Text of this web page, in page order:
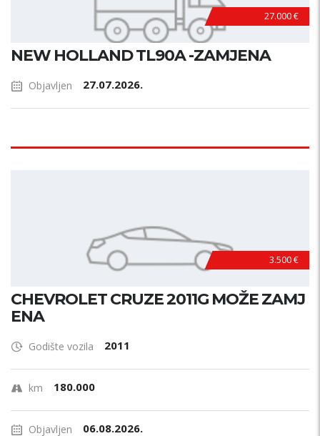
27.000 €
NEW HOLLAND TL90A -ZAMJENA
Objavljen 27.07.2026.
3.500 €
CHEVROLET CRUZE 2011G MOŽE ZAMJ
ENA
Godište vozila 2011
km 180.000
Objavljen 06.08.2026.